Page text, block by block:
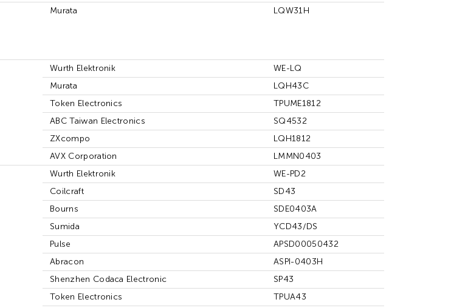
Murata LQW31H
Wurth Elektronik
WE-LQ
Murata
LQH43C
Token Electronics
TPUME1812
ABC Taiwan Electronics
SQ4532
ZXcompo
LQH1812
AVX Corporation
LMMN0403
Wurth Elektronik
WE-PD2
Coilcraft
SD43
Bourns
SDE0403A
Sumida
YCD43/DS
Pulse
APSD00050432
Abracon
ASPI-0403H
Shenzhen Codaca Electronic
SP43
Token Electronics
TPUA43